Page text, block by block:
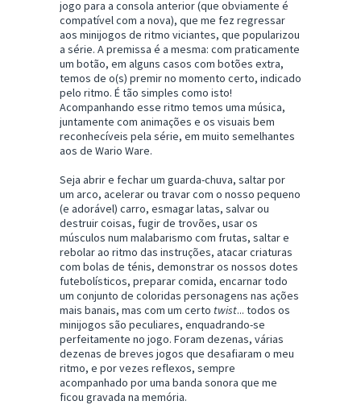
jogo para a consola anterior (que obviamente é
compatível com a nova), que me fez regressar
aos minijogos de ritmo viciantes, que popularizou
a série. A premissa é a mesma: com praticamente
um botão, em alguns casos com botões extra,
temos de o(s) premir no momento certo, indicado
pelo ritmo. É tão simples como isto!
Acompanhando esse ritmo temos uma música,
juntamente com animações e os visuais bem
reconhecíveis pela série, em muito semelhantes
aos de Wario Ware.
Seja abrir e fechar um guarda-chuva, saltar por
um arco, acelerar ou travar com o nosso pequeno
(e adorável) carro, esmagar latas, salvar ou
destruir coisas, fugir de trovões, usar os
músculos num malabarismo com frutas, saltar e
rebolar ao ritmo das instruções, atacar criaturas
com bolas de ténis, demonstrar os nossos dotes
futebolísticos, preparar comida, encarnar todo
um conjunto de coloridas personagens nas ações
mais banais, mas com um certo twist... todos os
minijogos são peculiares, enquadrando-se
perfeitamente no jogo. Foram dezenas, várias
dezenas de breves jogos que desafiaram o meu
ritmo, e por vezes reflexos, sempre
acompanhado por uma banda sonora que me
ficou gravada na memória.